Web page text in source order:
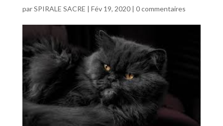
parSPIRALE SACRE | Fév 19, 2020| 0 commentaires